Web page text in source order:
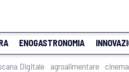
ENOGASTRONOMIA
Digitale agroalimentare cinema